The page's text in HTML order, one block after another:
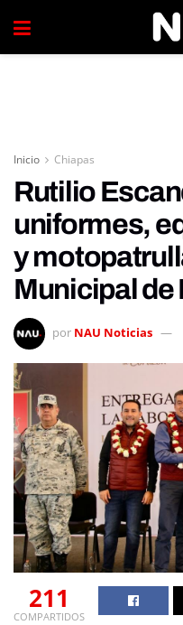
Inicio Chiapas
Rutilio
uniformes,
y
Municipal de
por NAU Noticias
211
COMPARTIDOS